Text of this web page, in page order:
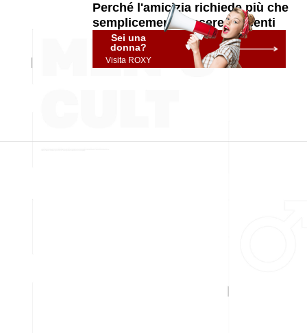
Perché l'amicizia richiede più che
semplicemente essere presenti
Sei una
donna?
Visita ROXY